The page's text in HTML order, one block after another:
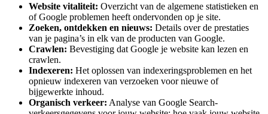
Website vitaliteit: Overzicht van de algemene statistieken en
of Google problemen heeft ondervonden op je site.
Zoeken, ontdekken en nieuws: Details over de prestaties
van je pagina’s in elk van de producten van Google.
Crawlen: Bevestiging dat Google je website kan lezen en
crawlen.
Indexeren: Het oplossen van indexeringsproblemen en het
opnieuw indexeren van verzoeken voor nieuwe of
bijgewerkte inhoud.
Organisch verkeer: Analyse van Google Search-